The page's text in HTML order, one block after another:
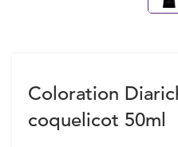
Coloration
coquelicot 50ml